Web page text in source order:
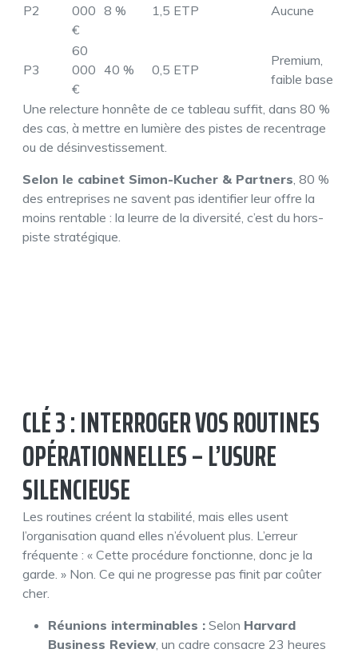
P2
000
€
8 % 1,5 ETP Aucune
P3
60
000
€
40 % 0,5 ETP
Premium,
faible base
Une relecture honnête de ce tableau suffit, dans 80 %
des cas, à mettre en lumière des pistes de recentrage
ou de désinvestissement.
Selon le cabinet Simon-Kucher & Partners, 80 %
des entreprises ne savent pas identifier leur offre la
moins rentable : la leurre de la diversité, c’est du hors-
piste stratégique.
CLÉ 3 : INTERROGER VOS ROUTINES
OPÉRATIONNELLES – L’USURE
SILENCIEUSE
Les routines créent la stabilité, mais elles usent
l’organisation quand elles n’évoluent plus. L’erreur
fréquente : « Cette procédure fonctionne, donc je la
garde. » Non. Ce qui ne progresse pas finit par coûter
cher.
Réunions interminables : Selon Harvard
Business Review, un cadre consacre 23 heures